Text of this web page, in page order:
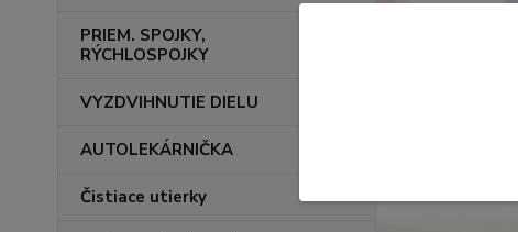
PRIEM. SPOJKY,
RÝCHLOSPOJKY
VYZDVIHNUTIE DIELU
AUTOLEKÁRNIČKA
Čistiace utierky